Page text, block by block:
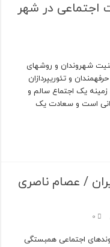
اجتماعی در شهر
شهروندان و روش­های
و تئوری­پردازان
یک اجتماع سالم و
است و سعادت یک
/ عصام ناصری
0
اجتماعی همبستگی